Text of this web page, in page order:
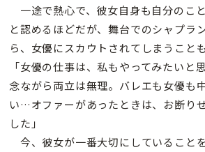
一途で熱心で、彼女自身も自分のこ
と認めるほどだが、舞台でのシャプラ
ら、女優にスカウトされてしまうこと
「女優の仕事は、私もやってみたいと
念ながら両立は無理。バレエも女優も
い…オファーがあったときは、お断り
した」
今、彼女が一番大切にしていること